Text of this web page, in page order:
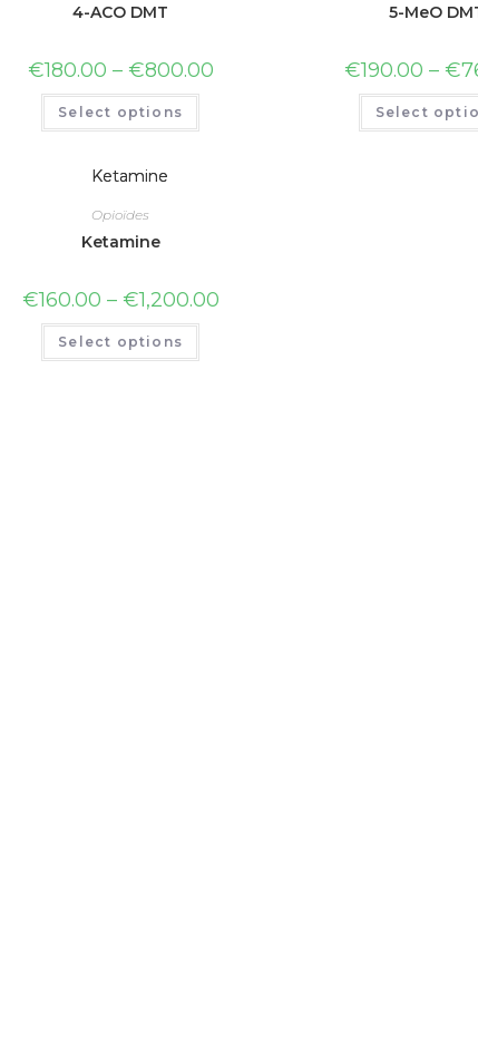
4-ACO DMT
€180.00 – €800.00
Select options
5-MeO
€190.00 – €
Select
Opioïdes
Ketamine
€160.00 – €1,200.00
Select options